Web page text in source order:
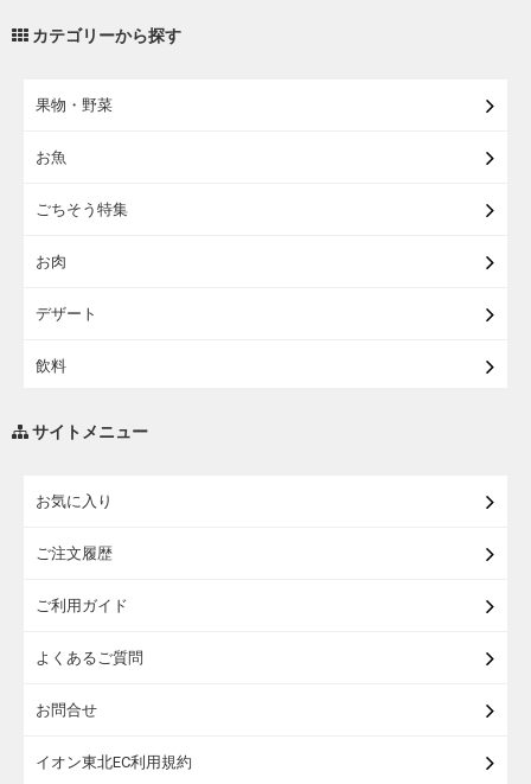
カテゴリーから探す
果物・野菜
お魚
ごちそう特集
お肉
デザート
飲料
サイトメニュー
お気に入り
ご注文履歴
ご利用ガイド
よくあるご質問
お問合せ
イオン東北EC利用規約